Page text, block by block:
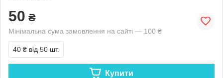
50 ₴
Мінімальна сума замовлення на сайті — 100 ₴
40 ₴ від 50 шт.
Купити